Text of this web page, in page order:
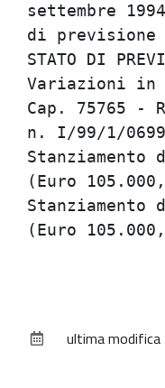
settembre
di
Cap. 75765
n. I/99/
documentoultima modifica